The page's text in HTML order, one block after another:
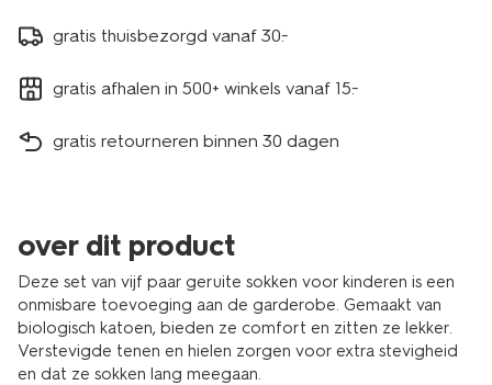
gratis thuisbezorgd vanaf 30.-
gratis afhalen in 500+ winkels vanaf 15.-
gratis retourneren binnen 30 dagen
over dit product
Deze set van vijf paar geruite sokken voor kinderen is een
onmisbare toevoeging aan de garderobe. Gemaakt van
biologisch katoen, bieden ze comfort en zitten ze lekker.
Verstevigde tenen en hielen zorgen voor extra stevigheid
en dat ze sokken lang meegaan.